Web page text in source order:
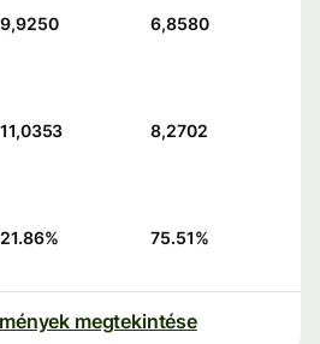
9,9250 6,8580
11,0353 8,2702
21.86% 75.51%
megtekintése